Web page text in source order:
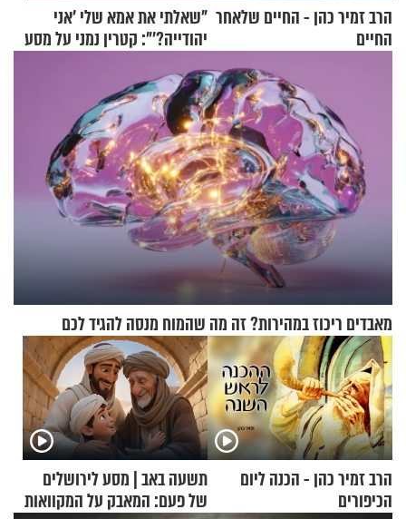
הרב זמיר כהן - החיים שלאחר
החיים
"שאלתי את אמא שלי 'אני
יהודייה?'": קטרין נמני על מסע
מאבדים ריכוז במהירות? זה מה שהמוח מנסה להגיד לכם
הרב זמיר כהן - הכנה ליום
הכיפורים
תשעה באב | מסע לירושלים
של פעם: המאבק על המקוואות